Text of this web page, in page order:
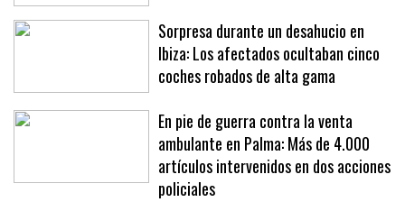
Sorpresa durante un desahucio en
Ibiza: Los afectados ocultaban cinco
coches robados de alta gama
En pie de guerra contra la venta
ambulante en Palma: Más de 4.000
artículos intervenidos en dos acciones
policiales